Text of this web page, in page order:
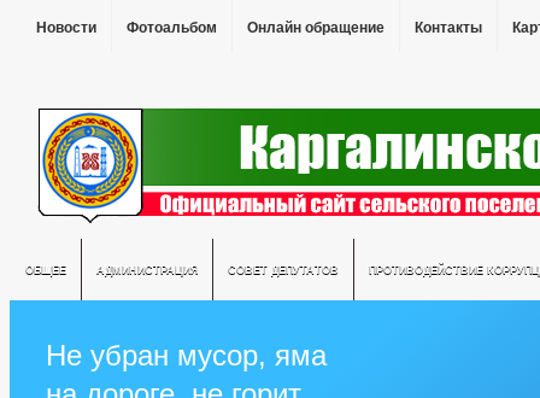
Новости Фотоальбом Онлайн обращение Контакты
ОБЩЕЕ АДМИНИСТРАЦИЯ СОВЕТ ДЕПУТАТОВ ПРОТИВОДЕЙСТВИЕ
Не убран мусор, яма